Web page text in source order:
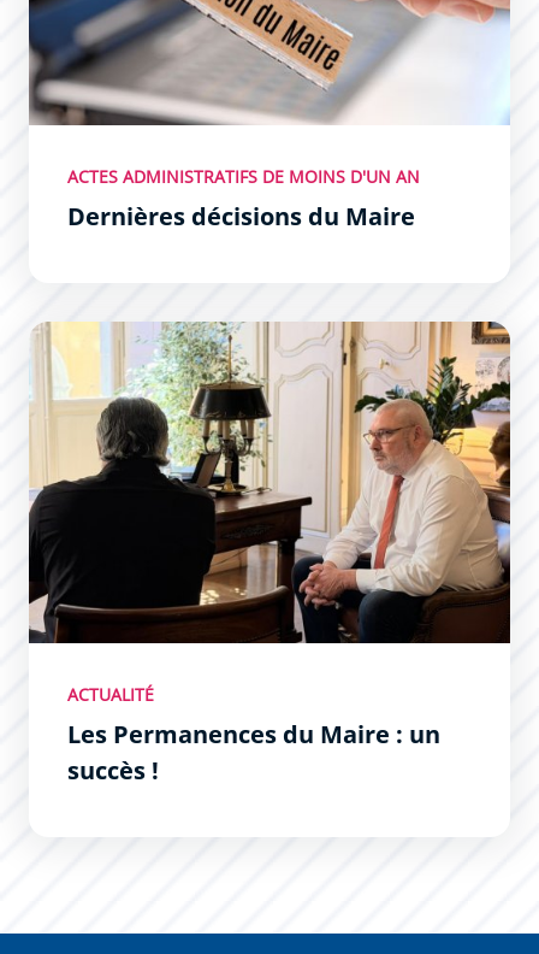
ACTES ADMINISTRATIFS DE MOINS D'UN AN
Dernières décisions du Maire
Les Permanences du Maire : un succès !
ACTUALITÉ
Les Permanences du Maire : un
succès !